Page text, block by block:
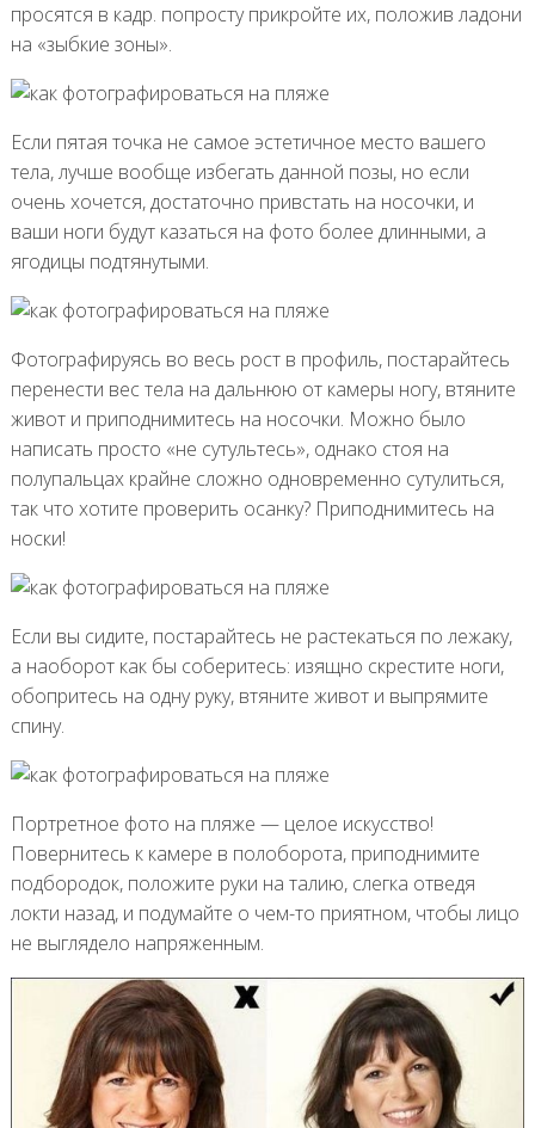
просятся в кадр. попросту прикройте их, положив ладони
на «зыбкие зоны».
Если пятая точка не самое эстетичное место вашего
тела, лучше вообще избегать данной позы, но если
очень хочется, достаточно привстать на носочки, и
ваши ноги будут казаться на фото более длинными, а
ягодицы подтянутыми.
Фотографируясь во весь рост в профиль, постарайтесь
перенести вес тела на дальнюю от камеры ногу, втяните
живот и приподнимитесь на носочки. Можно было
написать просто «не сутультесь», однако стоя на
полупальцах крайне сложно одновременно сутулиться,
так что хотите проверить осанку? Приподнимитесь на
носки!
Если вы сидите, постарайтесь не растекаться по лежаку,
а наоборот как бы соберитесь: изящно скрестите ноги,
обопритесь на одну руку, втяните живот и выпрямите
спину.
Портретное фото на пляже — целое искусство!
Повернитесь к камере в полоборота, приподнимите
подбородок, положите руки на талию, слегка отведя
локти назад, и подумайте о чем-то приятном, чтобы лицо
не выглядело напряженным.